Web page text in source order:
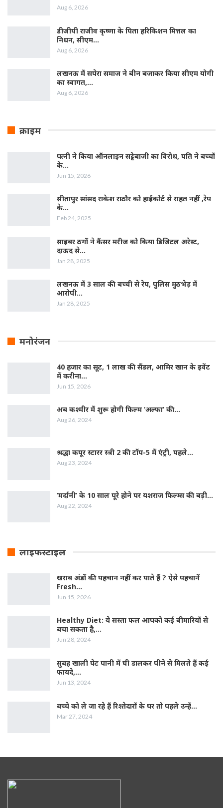
Aug 6, 2026
डीजीपी राजीव कृष्णा के पिता हरिकिशन मित्तल का
निधन, सीएम…
Aug 6, 2026
लखनऊ में सपेरा समाज ने बीन बजाकर किया सीएम योगी
का स्वागत,…
Aug 6, 2026
क्राइम
पत्नी ने किया ऑनलाइन सट्टेबाजी का विरोध, पति ने बच्चों
के…
Jun 15, 2026
सीतापुर सांसद राकेश राठौर को हाईकोर्ट से राहत नहीं ,रेप
के…
Feb 24, 2025
साइबर ठगों ने कैंसर मरीज को किया डिजिटल अरेस्ट,
दाऊद से…
Jan 28, 2025
लखनऊ में 3 साल की बच्ची से रेप, पुलिस मुठभेड़ में
आरोपी…
Jan 28, 2025
मनोरंजन
40 हजार का सूट, 1 लाख की सैंडल, आमिर खान के इवेंट
में करीना…
Jun 15, 2026
अब कश्मीर में शुरू होगी फिल्‍म ‘अल्फा’ की…
Aug 26, 2024
श्रद्धा कपूर स्‍टारर स्‍त्री 2 की टॉप-5 में एंट्री, पहले…
Aug 23, 2024
‘मर्दानी’ के 10 साल पूरे होने पर यशराज फिल्‍म्‍स की बड़ी…
Aug 22, 2024
लाइफस्टाइल
खराब अंडों की पहचान नहीं कर पाते हैं ? ऐसे पहचानें
Fresh…
Jun 15, 2026
Healthy Diet: ये सस्ता फल आपको कई बीमारियों से
बचा सकता है,…
Jun 28, 2024
सुबह खाली पेट पानी में घी डालकर पीने से मिलते हैं कई
फायदे,…
Jun 13, 2024
बच्चे को ले जा रहे हैं रिश्तेदारों के घर तो पहले उन्हें…
Mar 27, 2024